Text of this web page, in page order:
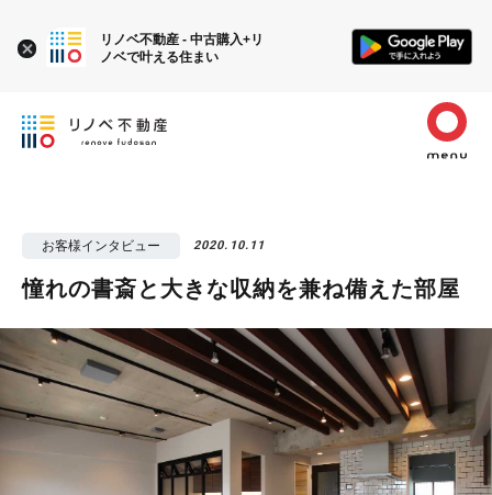
お客様インタビュー 2020.10.11
憧れの書斎と大きな収納を兼ね備えた部屋
リノベ不動産 - 中古購入+リ
ノベで叶える住まい